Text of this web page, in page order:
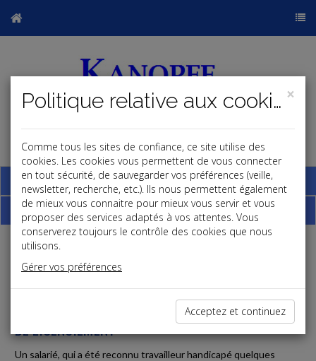
Base documentaire
Dépêches
Social, Paye
MINORATION DE L'INDEMNITÉ CONVENTIONNELLE
DE LICENCIEMENT
Un salarié, qui a été reconnu travailleur handicapé quelques
×
Politique relative aux cookies
Comme tous les sites de confiance, ce site utilise des
cookies. Les cookies vous permettent de vous connecter
en tout sécurité, de sauvegarder vos préférences (veille,
newsletter, recherche, etc.). Ils nous permettent également
de mieux vous connaitre pour mieux vous servir et vous
proposer des services adaptés à vos attentes. Vous
conserverez toujours le contrôle des cookies que nous
utilisons.
Gérer vos préférences
Acceptez et continuez